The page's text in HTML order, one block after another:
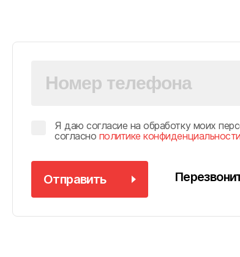
Я даю согласие на обработку моих
согласно политике конфиденциальности
Отправить